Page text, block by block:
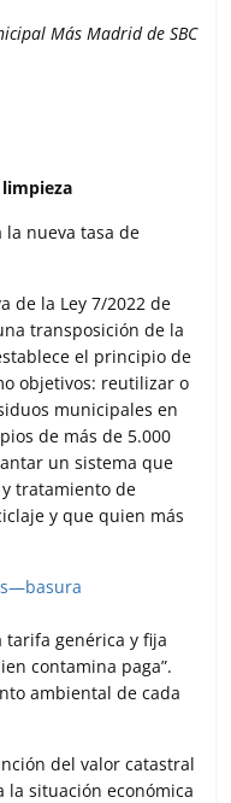
Más Madrid de SBC
la nueva tasa de
de la Ley 7/2022 de
transposición de la
el principio de
objetivos: reutilizar o
municipales en
de más de 5.000
un sistema que
tratamiento de
y que quien más
tarifa genérica y fija
contamina paga”.
ambiental de cada
del valor catastral
la situación económica